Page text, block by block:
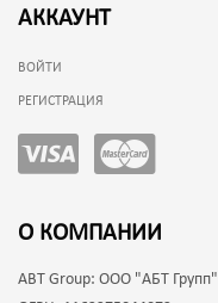
АККАУНТ
ВОЙТИ
РЕГИСТРАЦИЯ
О КОМПАНИИ
ABT Group: ООО "АБТ Групп"